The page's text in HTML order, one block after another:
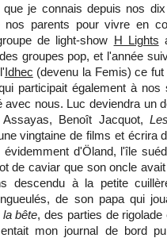
que je connais depuis nos
nos parents pour vivre en
de light-show H Lights
groupes pop, et l'année
Idhec (devenu la Femis) ce
participait également à
avec nous. Luc deviendra un
Benoît Jacquot,
vingtaine de films et écrira
d'Öland, l'île
de caviar que son oncle
descendu à la petite
de son papa qui
bête, des parties de
mon journal de bord